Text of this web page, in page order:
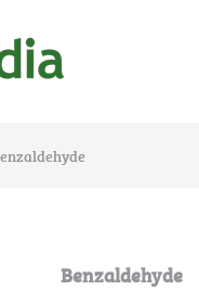
Benzaldehyde